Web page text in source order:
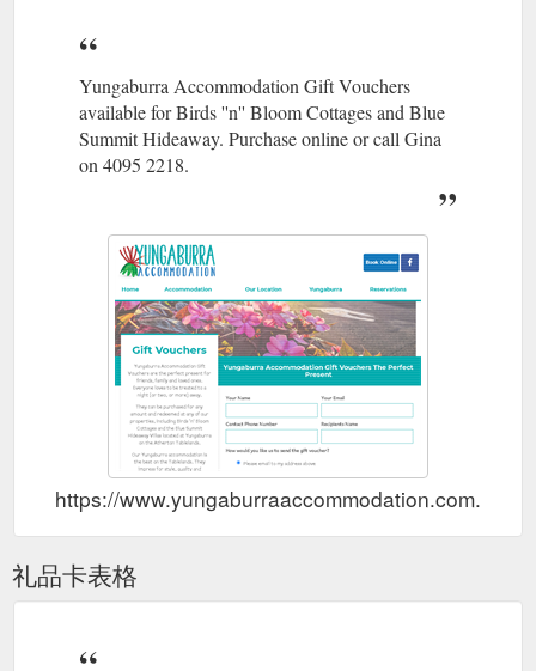
Yungaburra Accommodation Gift Vouchers
available for Birds ''n'' Bloom Cottages and Blue
Summit Hideaway. Purchase online or call Gina
on 4095 2218.
https://www.yungaburraaccommodation.com.au/
礼品卡表格